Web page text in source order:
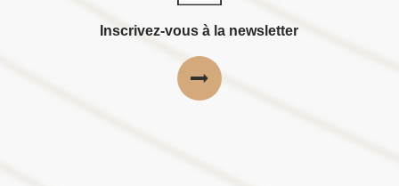
Inscrivez-vous à la newsletter